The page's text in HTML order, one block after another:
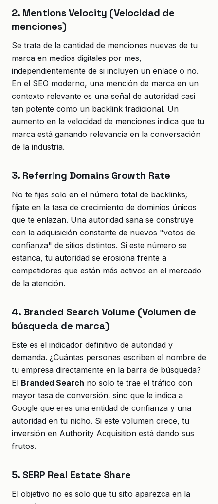
2. Mentions Velocity (Velocidad de
menciones)
Se trata de la cantidad de menciones nuevas de tu
marca en medios digitales por mes,
independientemente de si incluyen un enlace o no.
En el SEO moderno, una mención de marca en un
contexto relevante es una señal de autoridad casi
tan potente como un backlink tradicional. Un
aumento en la velocidad de menciones indica que tu
marca está ganando relevancia en la conversación
de la industria.
3. Referring Domains Growth Rate
No te fijes solo en el número total de backlinks;
fíjate en la tasa de crecimiento de dominios únicos
que te enlazan. Una autoridad sana se construye
con la adquisición constante de nuevos "votos de
confianza" de sitios distintos. Si este número se
estanca, tu autoridad se erosiona frente a
competidores que están más activos en el mercado
de la atención.
4. Branded Search Volume (Volumen de
búsqueda de marca)
Este es el indicador definitivo de autoridad y
demanda. ¿Cuántas personas escriben el nombre de
tu empresa directamente en la barra de búsqueda?
El Branded Search no solo te trae el tráfico con
mayor tasa de conversión, sino que le indica a
Google que eres una entidad de confianza y una
autoridad en tu nicho. Si este volumen crece, tu
inversión en Authority Acquisition está dando sus
frutos.
5. SERP Real Estate Share
El objetivo no es solo que tu sitio aparezca en la